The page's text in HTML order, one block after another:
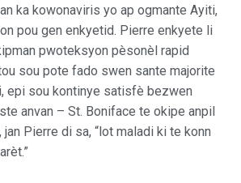
ka kowonaviris yo ap ogmante Ayiti,
pou gen enkyetid. Pierre enkyete li
pwoteksyon pèsonèl rapid
sou pote fado swen sante majorite
epi sou kontinye satisfè bezwen
anvan – St. Boniface te okipe anpil
jan Pierre di sa, “lot maladi ki te konn